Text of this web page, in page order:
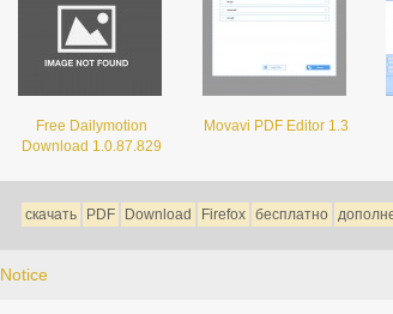
Free Dailymotion
Download 1.0.87.829
Movavi PDF Editor 1.3
скачать PDF Download Firefox бесплатно
Notice